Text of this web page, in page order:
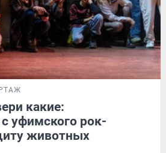
какие:
уфимского рок-
животных